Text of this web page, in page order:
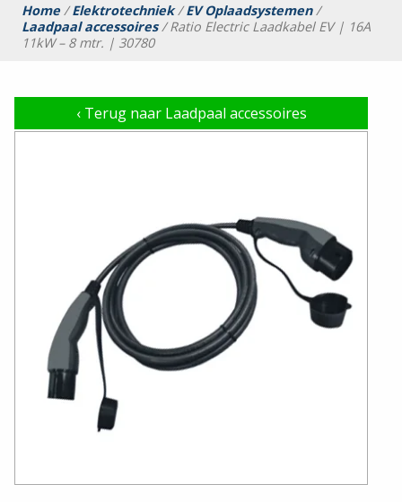
Home/Elektrotechniek/EV Oplaadsystemen/
Laadpaal accessoires/ Ratio Electric Laadkabel EV | 16A
11kW – 8 mtr. | 30780
‹Terug naar Laadpaal accessoires